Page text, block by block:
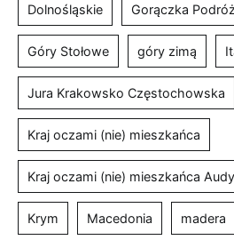
Dolnośląskie Gorączka
Góry Stołowe góry zimą
Jura Krakowsko Częstochowska
Kraj oczami (nie) mieszkańca
Kraj oczami (nie) mieszkańca
Krym Macedonia madera